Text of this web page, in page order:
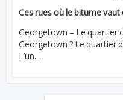
Ces rues où le bitume vaut
Georgetown – Le quartier
Georgetown ? Le quartier
L’un...